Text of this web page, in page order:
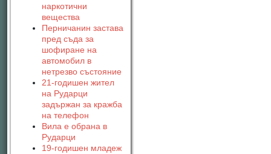
наркотични
вещества
Перничанин застава
пред съда за
шофиране на
автомобил в
нетрезво състояние
21-годишен жител
на Рударци
задържан за кражба
на телефон
Вила е обрана в
Рударци
19-годишен младеж